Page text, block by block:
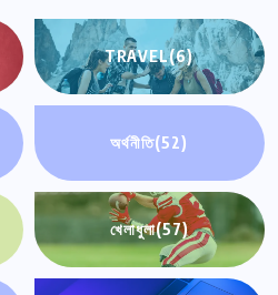
TRAVEL(6)
অর্থনীতি(52)
খেলাধুলা(57)